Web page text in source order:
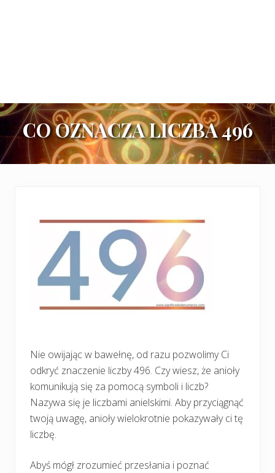
CO OZNACZA LICZBA 496
Nie owijając w bawełnę, od razu pozwolimy Ci
odkryć znaczenie liczby 496. Czy wiesz, że anioły
komunikują się za pomocą symboli i liczb?
Nazywa się je liczbami anielskimi. Aby przyciągnąć
twoją uwagę, anioły wielokrotnie pokazywały ci tę
liczbę.
Abyś mógł zrozumieć przesłania i poznać